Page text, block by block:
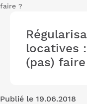
faire ?
locatives
(pas)
Publié le 19.06.2018